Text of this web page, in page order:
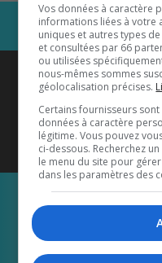
Coyote
Écoutez-
Vos données à caractère
informations liées à votre
uniques et autres types
et consultées par 66
ou utilisées
nous-mêmes sommes
géolocalisation précises.
Certains fournisseurs
données à caractère
légitime. Vous pouvez
ci-dessous. Recherchez
le menu du site pour
dans les paramètres des